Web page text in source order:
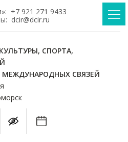
+7 921 271 9433
dcir@dcir.ru
СПОРТА,
СВЯЗЕЙ